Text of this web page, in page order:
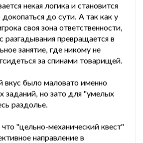
некая логика и становится
докопаться до сути. А так как у
своя зона ответственности,
разгадывания превращается в
занятие, где никому не
за спинами товарищей.
вкус было маловато именно
заданий, но зато для "умелых
раздолье.
"цельно-механический квест"
направление в